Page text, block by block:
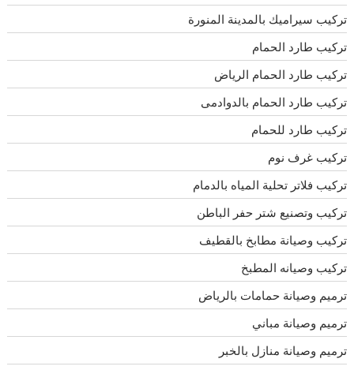
تركيب سيراميك بالمدينة المنورة
تركيب طارد الحمام
تركيب طارد الحمام الرياض
تركيب طارد الحمام بالدوادمى
تركيب طارد للحمام
تركيب غرف نوم
تركيب فلاتر تحلية المياه بالدمام
تركيب وتصنيع شتر حفر الباطن
تركيب وصيانة مطابخ بالقطيف
تركيب وصيانه المطبخ
ترميم وصيانة حمامات بالرياض
ترميم وصيانة مباني
ترميم وصيانة منازل بالخبر